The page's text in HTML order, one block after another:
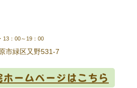
13：00～19：00
市緑区又野531-7
ームページはこちら